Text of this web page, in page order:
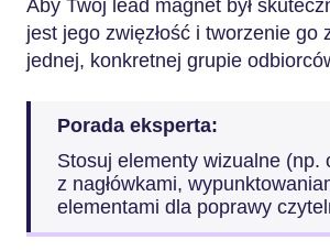
Aby Twój lead magnet był
jest jego zwięzłość i tworzenie go
jednej, konkretnej grupie
Porada eksperta:
Stosuj elementy wizualne (np.
z nagłówkami,
elementami dla poprawy